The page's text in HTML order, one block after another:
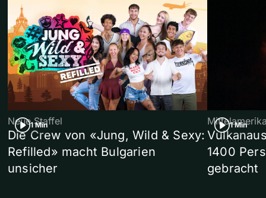
1 Min
Neue Staffel
Die Crew von «Jung, Wild & Sexy:
Refilled» macht Bulgarien
unsicher
1 Min
1400
gebracht